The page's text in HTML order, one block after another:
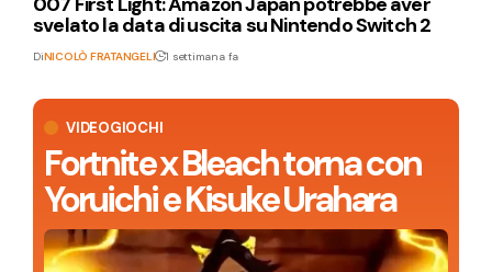
VIDEOGIOCHI
Fortnite x Bleach torna con
Yoruichi e Kisuke Urahara
svelato la data di uscita su Nintendo Switch 2
DiNICOLÒ FRATANGELI 1 settimana fa